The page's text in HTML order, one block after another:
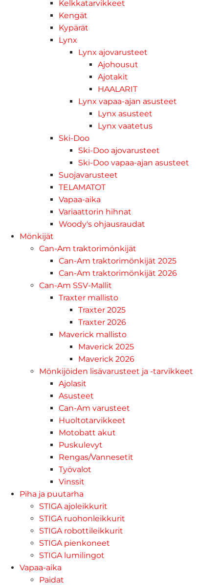
Kelkkatarvikkeet
Kengät
Kypärät
Lynx
Lynx ajovarusteet
Ajohousut
Ajotakit
HAALARIT
Lynx vapaa-ajan asusteet
Lynx asusteet
Lynx vaatetus
Ski-Doo
Ski-Doo ajovarusteet
Ski-Doo vapaa-ajan asusteet
Suojavarusteet
TELAMATOT
Vapaa-aika
Variaattorin hihnat
Woody's ohjausraudat
Mönkijät
Can-Am traktorimönkijät
Can-Am traktorimönkijät 2025
Can-Am traktorimönkijät 2026
Can-Am SSV-Mallit
Traxter mallisto
Traxter 2025
Traxter 2026
Maverick mallisto
Maverick 2025
Maverick 2026
Mönkijöiden lisävarusteet ja -tarvikkeet
Ajolasit
Asusteet
Can-Am varusteet
Huoltotarvikkeet
Motobatt akut
Puskulevyt
Rengas/Vannesetit
Työvalot
Vinssit
Piha ja puutarha
STIGA ajoleikkurit
STIGA ruohonleikkurit
STIGA robottileikkurit
STIGA pienkoneet
STIGA lumilingot
Vapaa-aika
Paidat